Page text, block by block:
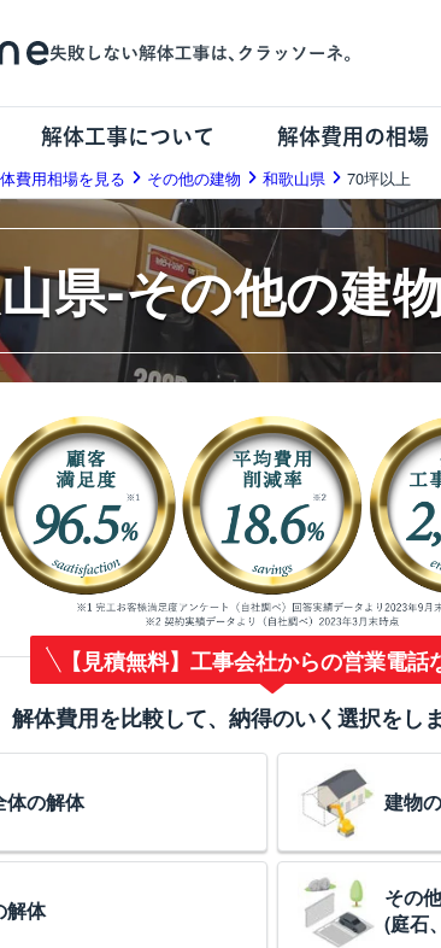
解体工事について 解体費用の相場
費用相場を見る その他の建物 和歌山県 70坪以上
県-その他の建
【見積無料】工事会社からの営業電話
解体費用を比較して、納得のいく選択をし
体の解体 建物
解体
その他
(庭石